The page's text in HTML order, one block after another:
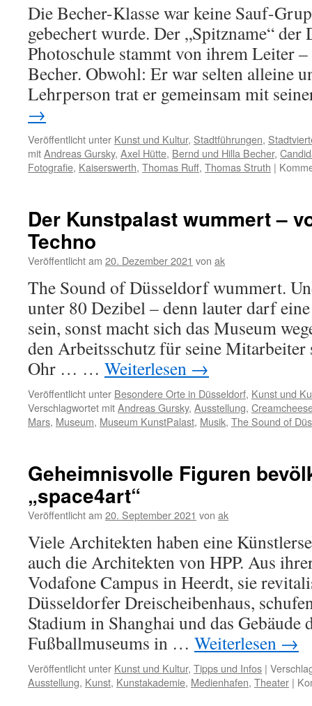
Die Becher-Klasse war keine Sauf-
gebechert wurde. Der „Spitzname“ der
Photoschule stammt von ihrem Leiter
Becher. Obwohl: Er war selten alleine
Lehrperson trat er gemeinsam mit
→
Veröffentlicht unter Kunst und Kultur, Stadtführungen,
mitAndreas Gursky, Axel Hütte, Bernd und Hilla Becher,
Fotografie, Kaiserswerth, Thomas Ruff, Thomas Struth |
Der Kunstpalast wummert –
Techno
Veröffentlicht am 20. Dezember 2021 von ak
The Sound of Düsseldorf wummert.
unter 80 Dezibel – denn lauter darf
sein, sonst macht sich das Museum
den Arbeitsschutz für seine Mitarbeiter
Ohr … … Weiterlesen →
Veröffentlicht unter Besondere Orte in Düsseldorf, Kunst und
Verschlagwortet mitAndreas Gursky, Ausstellung,
Mars, Museum, Museum KunstPalast, Musik, The Sound of
Geheimnisvolle Figuren
„space4art“
Veröffentlicht am 20. September 2021 von ak
Viele Architekten haben eine
auch die Architekten von HPP. Aus
Vodafone Campus in Heerdt, sie
Düsseldorfer Dreischeibenhaus,
Stadium in Shanghai und das Gebäude
Fußballmuseums in … Weiterlesen →
Veröffentlicht unter Kunst und Kultur, Tipps und Infos |
Ausstellung, Kunst, Kunstakademie, Medienhafen, Theater |